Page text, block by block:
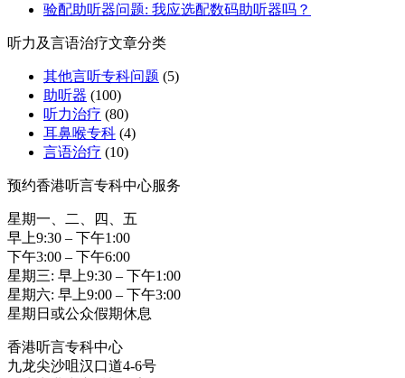
验配助听器问题: 我应选配数码助听器吗？
听力及言语治疗文章分类
其他言听专科问题 (5)
助听器 (100)
听力治疗 (80)
耳鼻喉专科 (4)
言语治疗 (10)
预约香港听言专科中心服务
星期一、二、四、五
早上9:30 – 下午1:00
下午3:00 – 下午6:00
星期三: 早上9:30 – 下午1:00
星期六: 早上9:00 – 下午3:00
星期日或公众假期休息
香港听言专科中心
九龙尖沙咀汉口道4-6号